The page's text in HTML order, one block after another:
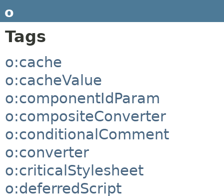
o
Tags
o:cache
o:cacheValue
o:componentIdParam
o:compositeConverter
o:conditionalComment
o:converter
o:criticalStylesheet
o:deferredScript